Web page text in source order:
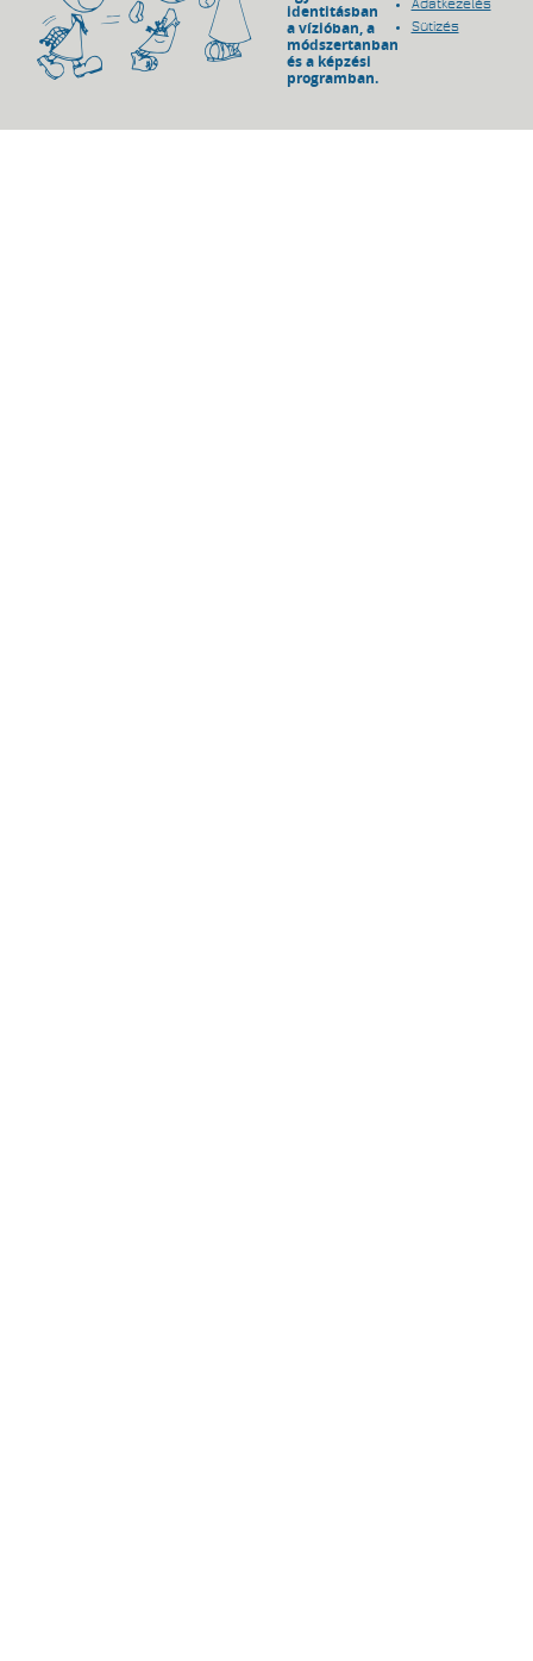
identitásban
a vízióban, a
módszertanban
és a képzési
programban.
Adatkezelés
Sütizés